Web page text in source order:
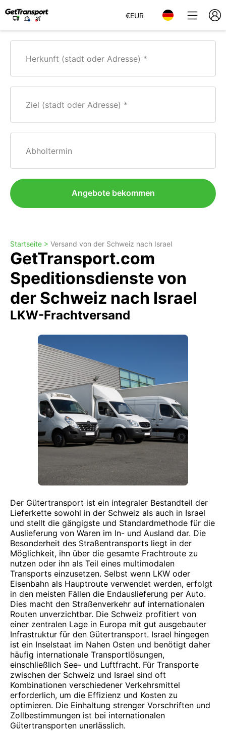
€EUR
Herkunft (stadt oder Adresse)
Ziel (stadt oder Adresse)
Abholtermin
Angebote bekommen
Startseite > Versand von der Schweiz nach Israel
GetTransport.com
Speditionsdienste von
der Schweiz nach Israel
LKW-Frachtversand
Der Gütertransport ist ein integraler Bestandteil der
Lieferkette sowohl in der Schweiz als auch in Israel
und stellt die gängigste und Standardmethode für die
Auslieferung von Waren im In- und Ausland dar. Die
Besonderheit des Straßentransports liegt in der
Möglichkeit, ihn über die gesamte Frachtroute zu
nutzen oder ihn als Teil eines multimodalen
Transports einzusetzen. Selbst wenn LKW oder
Eisenbahn als Hauptroute verwendet werden, erfolgt
in den meisten Fällen die Endauslieferung per Auto.
Dies macht den Straßenverkehr auf internationalen
Routen unverzichtbar. Die Schweiz profitiert von
einer zentralen Lage in Europa mit gut ausgebauter
Infrastruktur für den Gütertransport. Israel hingegen
ist ein Inselstaat im Nahen Osten und benötigt daher
häufig internationale Transportlösungen,
einschließlich See- und Luftfracht. Für Transporte
zwischen der Schweiz und Israel sind oft
Kombinationen verschiedener Verkehrsmittel
erforderlich, um die Effizienz und Kosten zu
optimieren. Die Einhaltung strenger Vorschriften und
Zollbestimmungen ist bei internationalen
Gütertransporten unerlässlich.